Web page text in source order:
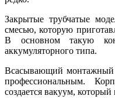
Закрытые трубчатые
смесью, которую
В основном такую
аккумуляторного типа.
Всасывающий монтажный
профессиональным.
создается вакуум, который